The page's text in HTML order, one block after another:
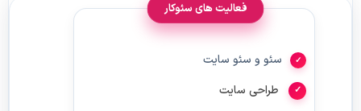
فعالیت های سئوکار
سئو و سئو سایت
طراحی سایت